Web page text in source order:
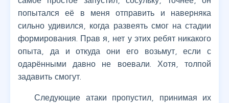
попытался её в меня отправить и наверняка
сильно удивился, когда развеять смог на стадии
формирования. Прав я, нет у этих ребят никакого
опыта, да и откуда они его возьмут, если с
одарёнными давно не воевали. Хотя, толпой
задавить смогут.
Следующие атаки пропустил, принимая их